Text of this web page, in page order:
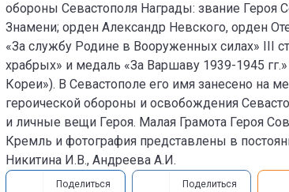
обороны Севастополя Награды: звание Героя
Знамени; орден Александр Невского, орден
«За службу Родине в Вооруженных силах» III
храбрых» и медаль «За Варшаву 1939-1945
Кореи»). В Севастополе его имя занесено на
героической обороны и освобождения
и личные вещи Героя. Малая Грамота Героя
Кремль и фотография представлены в
Никитина И.В., Андреева А.И.
Поделиться
Поделиться